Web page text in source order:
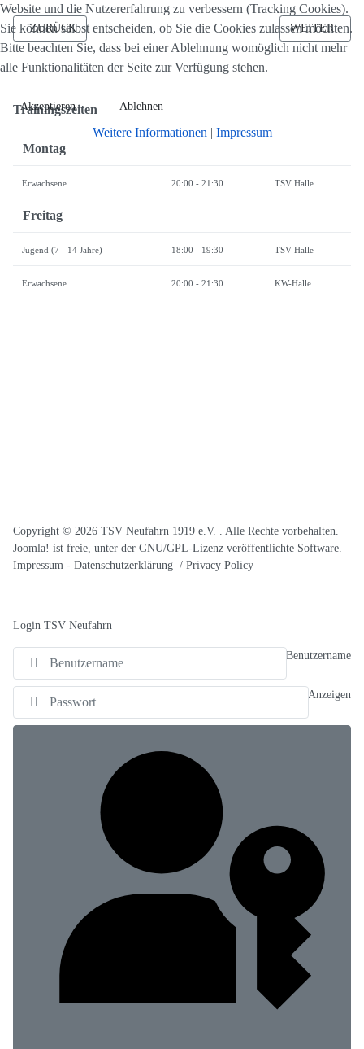
VORHERIGER BEITRAG: BESONDERE EHRUNG FÜR
ZURÜCK NÄCHSTER
WEITER
Trainingszeiten
Montag
Erwachsene 20:00 - 21:30 TSV Halle
Freitag
Jugend (7 - 14 Jahre) 18:00 - 19:30 TSV Halle
Erwachsene 20:00 - 21:30 KW-Halle
Copyright © 2026 TSV Neufahrn 1919 e.V. . Alle Rechte vorbehalten.
Joomla! ist freie, unter der GNU/GPL-Lizenz veröffentlichte Software.
Impressum - Datenschutzerklärung / Privacy Policy
Login TSV Neufahrn
Benutzername
Anzeigen
Website und die Nutzererfahrung zu verbessern (Tracking Cookies).
Sie können selbst entscheiden, ob Sie die Cookies zulassen möchten.
Bitte beachten Sie, dass bei einer Ablehnung womöglich nicht mehr
alle Funktionalitäten der Seite zur Verfügung stehen.
Akzeptieren Ablehnen
Weitere Informationen | Impressum